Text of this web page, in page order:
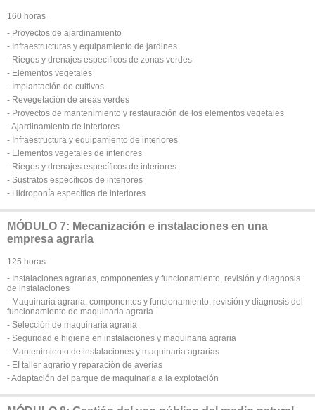
160 horas
- Proyectos de ajardinamiento
- Infraestructuras y equipamiento de jardines
- Riegos y drenajes específicos de zonas verdes
- Elementos vegetales
- Implantación de cultivos
- Revegetación de areas verdes
- Proyectos de mantenimiento y restauración de los elementos vegetales
- Ajardinamiento de interiores
- Infraestructura y equipamiento de interiores
- Elementos vegetales de interiores
- Riegos y drenajes específicos de interiores
- Sustratos específicos de interiores
- Hidroponía específica de interiores
MÓDULO 7: Mecanización e instalaciones en una
empresa agraria
125 horas
- Instalaciones agrarias, componentes y funcionamiento, revisión y diagnosis
de instalaciones
- Maquinaria agraria, componentes y funcionamiento, revisión y diagnosis del
funcionamiento de maquinaria agraria
- Selección de maquinaria agraria
- Seguridad e higiene en instalaciones y maquinaria agraria
- Mantenimiento de instalaciones y maquinaria agrarias
- EI taller agrario y reparación de averías
- Adaptación del parque de maquinaria a la explotación